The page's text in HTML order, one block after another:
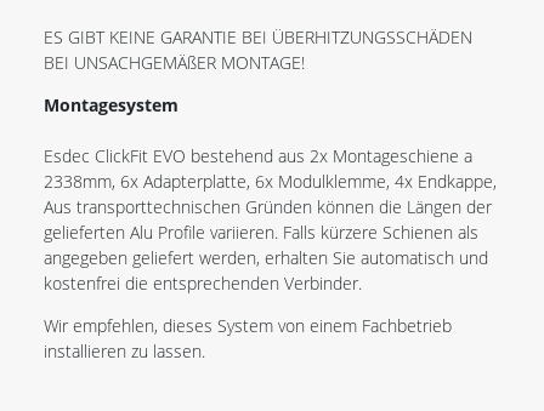
ES GIBT KEINE GARANTIE BEI ÜBERHITZUNGSSCHÄDEN
BEI UNSACHGEMÄßER MONTAGE!
Montagesystem
Esdec ClickFit EVO bestehend aus 2x Montageschiene a
2338mm, 6x Adapterplatte, 6x Modulklemme, 4x Endkappe,
Aus transporttechnischen Gründen können die Längen der
gelieferten Alu Profile variieren. Falls kürzere Schienen als
angegeben geliefert werden, erhalten Sie automatisch und
kostenfrei die entsprechenden Verbinder.
Wir empfehlen, dieses System von einem Fachbetrieb
installieren zu lassen.